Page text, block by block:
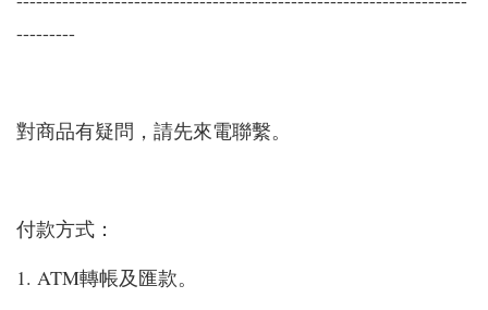
---------
對商品有疑問，請先來電聯繫。
付款方式：
1. ATM轉帳及匯款。